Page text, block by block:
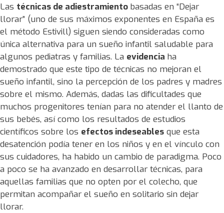
Las técnicas de adiestramiento basadas en “Dejar
llorar” (uno de sus máximos exponentes en España es
el método Estivill) siguen siendo consideradas como
única alternativa para un sueño infantil saludable para
algunos pediatras y familias. La evidencia ha
demostrado que este tipo de técnicas no mejoran el
sueño infantil, sino la percepción de los padres y madres
sobre el mismo. Además, dadas las dificultades que
muchos progenitores tenían para no atender el llanto de
sus bebés, así como los resultados de estudios
científicos sobre los efectos indeseables que esta
desatención podía tener en los niños y en el vínculo con
sus cuidadores, ha habido un cambio de paradigma. Poco
a poco se ha avanzado en desarrollar técnicas, para
aquellas familias que no opten por el colecho, que
permitan acompañar el sueño en solitario sin dejar
llorar.